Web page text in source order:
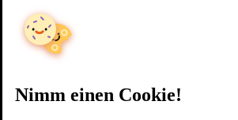
Nimm einen Cookie!